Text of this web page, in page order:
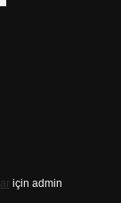
için admin